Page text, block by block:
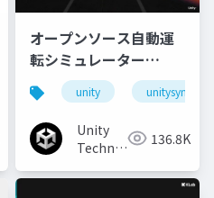
オープンソース自動運
転シミュレーター
「AWSIM」のご紹介と
実装事例
unity unitysync
Unity
Technologies136.8K